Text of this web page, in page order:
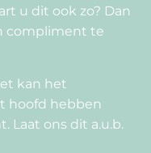
u dit ook zo? Dan
compliment te
kan het
hoofd hebben
Laat ons dit a.u.b.